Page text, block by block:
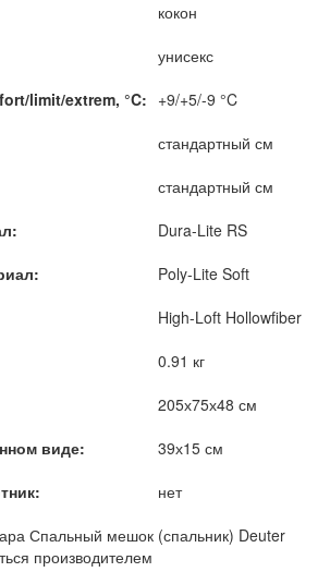
кокон
унисекс
limit/extrem, °C: +9/+5/-9 °C
стандартный см
стандартный см
Dura-Lite RS
Poly-Lite Soft
High-Loft Hollowfiber
0.91 кг
205х75х48 см
виде:
39х15 см
нет
Спальный мешок (спальник) Deuter
производителем